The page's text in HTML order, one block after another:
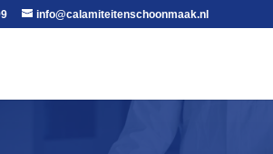
info@calamiteitenschoonmaak.nl